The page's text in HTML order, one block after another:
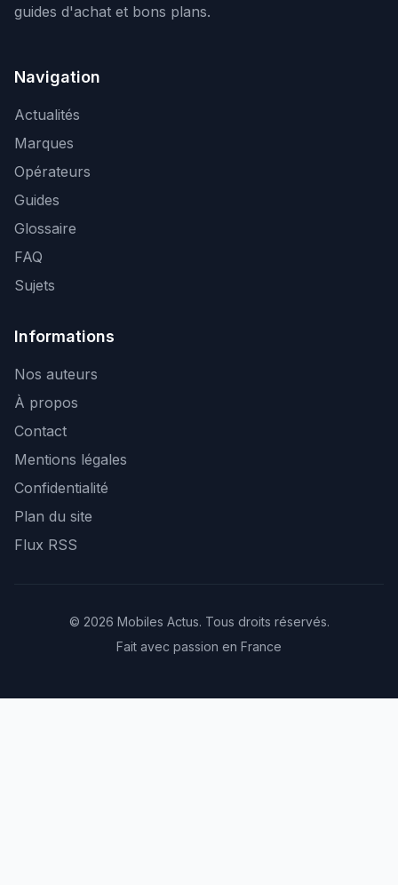
guides d'achat et bons plans.
Navigation
Actualités
Marques
Opérateurs
Guides
Glossaire
FAQ
Sujets
Informations
Nos auteurs
À propos
Contact
Mentions légales
Confidentialité
Plan du site
Flux RSS
© 2026 Mobiles Actus. Tous droits réservés.
Fait avec passion en France